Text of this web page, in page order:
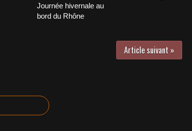
Journée hivernale au
bord du Rhône
Article suivant »